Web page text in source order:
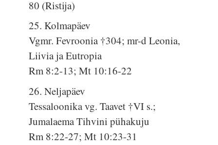
80 (Ristija)
25. Kolmapäev
Vgmr. Fevroonia †304; mr-d Leonia,
Liivia ja Eutropia
Rm 8:2-13; Mt 10:16-22
26. Neljapäev
Tessaloonika vg. Taavet †VI s.;
Jumalaema Tihvini pühakuju
Rm 8:22-27; Mt 10:23-31